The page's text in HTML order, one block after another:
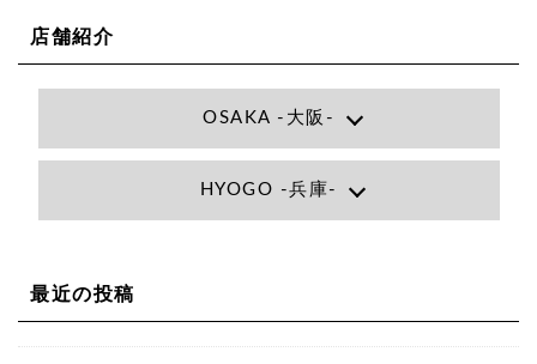
店舗紹介
OSAKA -大阪-
大阪府大阪市北区小松原町1-27梅田エビスビル7F
HYOGO -兵庫-
最近の投稿